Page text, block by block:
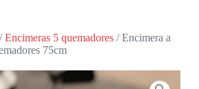
Encimeras 5 quemadores/ Encimera a
75cm